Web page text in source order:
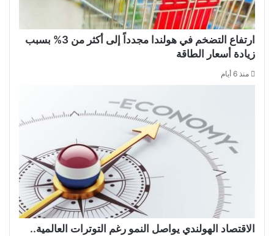
ارتفاع التضخم في هولندا مجدداً إلى أكثر من 3% بسبب
زيادة أسعار الطاقة
منذ 6 أيام
الاقتصاد الهولندي يواصل النمو رغم التوترات العالمية..